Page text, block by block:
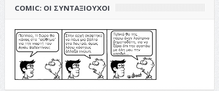
COMIC: ΟΙ ΣΥΝΤΑΞΙΟΎΧΟΙ